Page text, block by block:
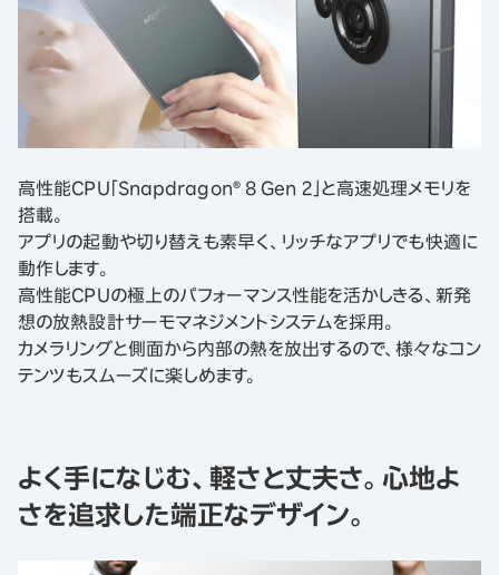
高性能CPU「Snapdragon® 8 Gen 2」と高速処理メモリを
搭載。
アプリの起動や切り替えも素早く、リッチなアプリでも快適に
動作します。
高性能CPUの極上のパフォーマンス性能を活かしきる、新発
想の放熱設計サーモマネジメントシステムを採用。
カメラリングと側面から内部の熱を放出するので、様々なコン
テンツもスムーズに楽しめます。
よく手になじむ、軽さと丈夫さ。心地よ
さを追求した端正なデザイン。